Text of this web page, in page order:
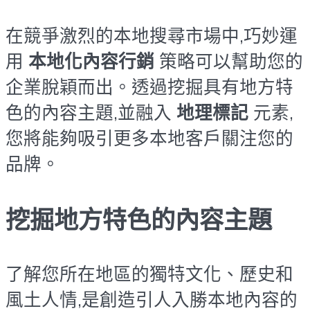
在競爭激烈的本地搜尋市場中,巧妙運
用 本地化內容行銷 策略可以幫助您的
企業脫穎而出。透過挖掘具有地方特
色的內容主題,並融入 地理標記 元素,
您將能夠吸引更多本地客戶關注您的
品牌。
挖掘地方特色的內容主題
了解您所在地區的獨特文化、歷史和
風土人情,是創造引人入勝本地內容的